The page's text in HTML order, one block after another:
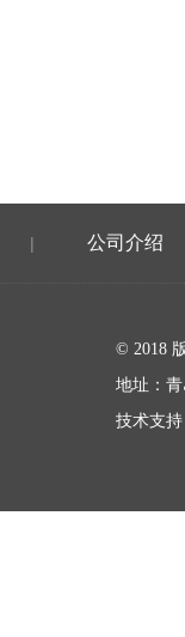
| 公司介绍
© 2018
地址：
技术支